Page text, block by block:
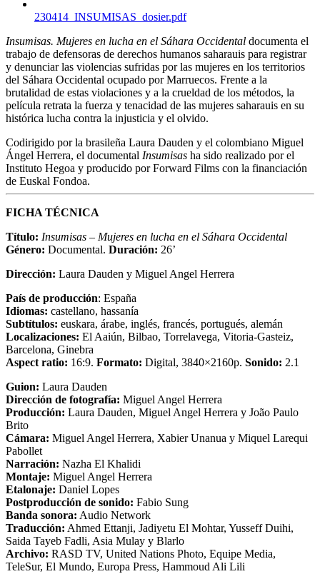
230414_INSUMISAS_dosier.pdf
Insumisas. Mujeres en lucha en el Sáhara Occidental documenta el
trabajo de defensoras de derechos humanos saharauis para registrar
y denunciar las violencias sufridas por las mujeres en los territorios
del Sáhara Occidental ocupado por Marruecos. Frente a la
brutalidad de estas violaciones y a la crueldad de los métodos, la
película retrata la fuerza y tenacidad de las mujeres saharauis en su
histórica lucha contra la injusticia y el olvido.
Codirigido por la brasileña Laura Dauden y el colombiano Miguel
Ángel Herrera, el documental Insumisas ha sido realizado por el
Instituto Hegoa y producido por Forward Films con la financiación
de Euskal Fondoa.
FICHATÉCNICA
Título: Insumisas – Mujeres en lucha en el Sáhara Occidental
Género: Documental. Duración: 26’
Dirección: Laura Dauden y Miguel Angel Herrera
País de producción: España
Idiomas: castellano, hassanía
Subtítulos: euskara, árabe, inglés, francés, portugués, alemán
Localizaciones: El Aaiún, Bilbao, Torrelavega, Vitoria-Gasteiz,
Barcelona, Ginebra
Aspect ratio: 16:9. Formato: Digital, 3840×2160p. Sonido: 2.1
Guion: Laura Dauden
Dirección de fotografía: Miguel Angel Herrera
Producción: Laura Dauden, Miguel Angel Herrera y João Paulo
Brito
Cámara: Miguel Angel Herrera, Xabier Unanua y Miquel Larequi
Pabollet
Narración: Nazha El Khalidi
Montaje: Miguel Angel Herrera
Etalonaje: Daniel Lopes
Postproducción de sonido: Fabio Sung
Banda sonora: Audio Network
Traducción: Ahmed Ettanji, Jadiyetu El Mohtar, Yusseff Duihi,
Saida Tayeb Fadli, Asia Mulay y Blarlo
Archivo: RASD TV, United Nations Photo, Equipe Media,
TeleSur, El Mundo, Europa Press, Hammoud Ali Lili